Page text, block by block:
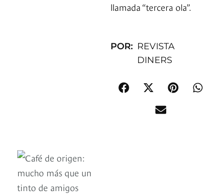
llamada “tercera ola”.
POR: REVISTA
DINERS